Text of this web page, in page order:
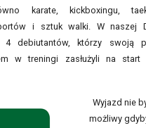
karate, kickboxingu,
i sztuk walki. W naszej
4 debiutantów, którzy swoją
w treningi zasłużyli na
Wyjazd nie
możliwy